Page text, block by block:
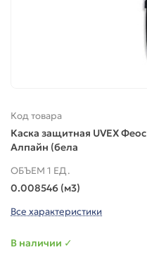
Код товара
Каска защитная UVEX Феос
Алпайн (бела
ОБЪЕМ 1 ЕД.
0.008546 (м3)
Все характеристики
В наличии ✓